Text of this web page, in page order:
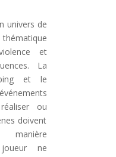
univers de
et
La
et le
ou
doivent
ne